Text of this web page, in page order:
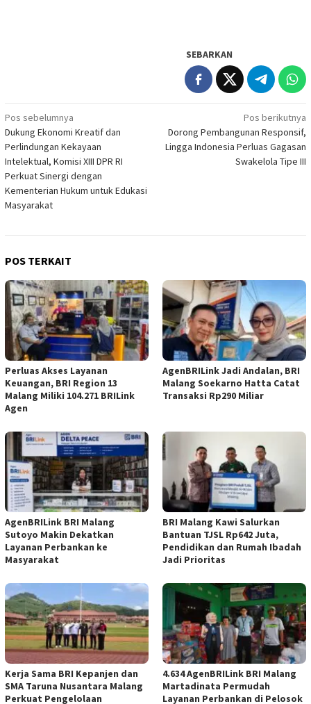
SEBARKAN
Navigasi
pos
Pos sebelumnya
Dukung Ekonomi Kreatif dan
Perlindungan Kekayaan
Intelektual, Komisi XIII DPR RI
Perkuat Sinergi dengan
Kementerian Hukum untuk Edukasi
Masyarakat
Pos berikutnya
Dorong Pembangunan Responsif,
Lingga Indonesia Perluas Gagasan
Swakelola Tipe III
POS TERKAIT
Perluas Akses Layanan
Keuangan, BRI Region 13
Malang Miliki 104.271 BRILink
Agen
AgenBRILink Jadi Andalan, BRI
Malang Soekarno Hatta Catat
Transaksi Rp290 Miliar
AgenBRILink BRI Malang
Sutoyo Makin Dekatkan
Layanan Perbankan ke
Masyarakat
BRI Malang Kawi Salurkan
Bantuan TJSL Rp642 Juta,
Pendidikan dan Rumah Ibadah
Jadi Prioritas
Kerja Sama BRI Kepanjen dan
SMA Taruna Nusantara Malang
Perkuat Pengelolaan
4.634 AgenBRILink BRI Malang
Martadinata Permudah
Layanan Perbankan di Pelosok